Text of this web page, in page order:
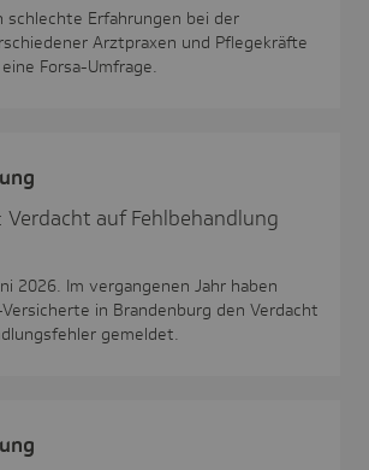
schlechte Erfahrungen bei der
Arztpraxen und Pflegekräfte
Forsa-Umfrage.
Verdacht auf Fehlbehandlung
2026. Im vergangenen Jahr haben
in Brandenburg den Verdacht
gemeldet.